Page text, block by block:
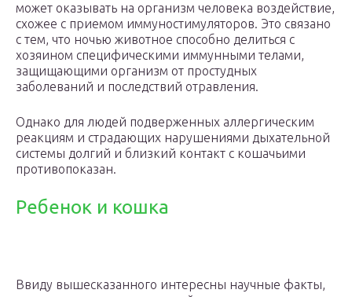
может оказывать на организм человека воздействие,
схожее с приемом иммуностимуляторов. Это связано
с тем, что ночью животное способно делиться с
хозяином специфическими иммунными телами,
защищающими организм от простудных
заболеваний и последствий отравления.
Однако для людей подверженных аллергическим
реакциям и страдающих нарушениями дыхательной
системы долгий и близкий контакт с кошачьими
противопоказан.
Ребенок и кошка
Ввиду вышесказанного интересны научные факты,